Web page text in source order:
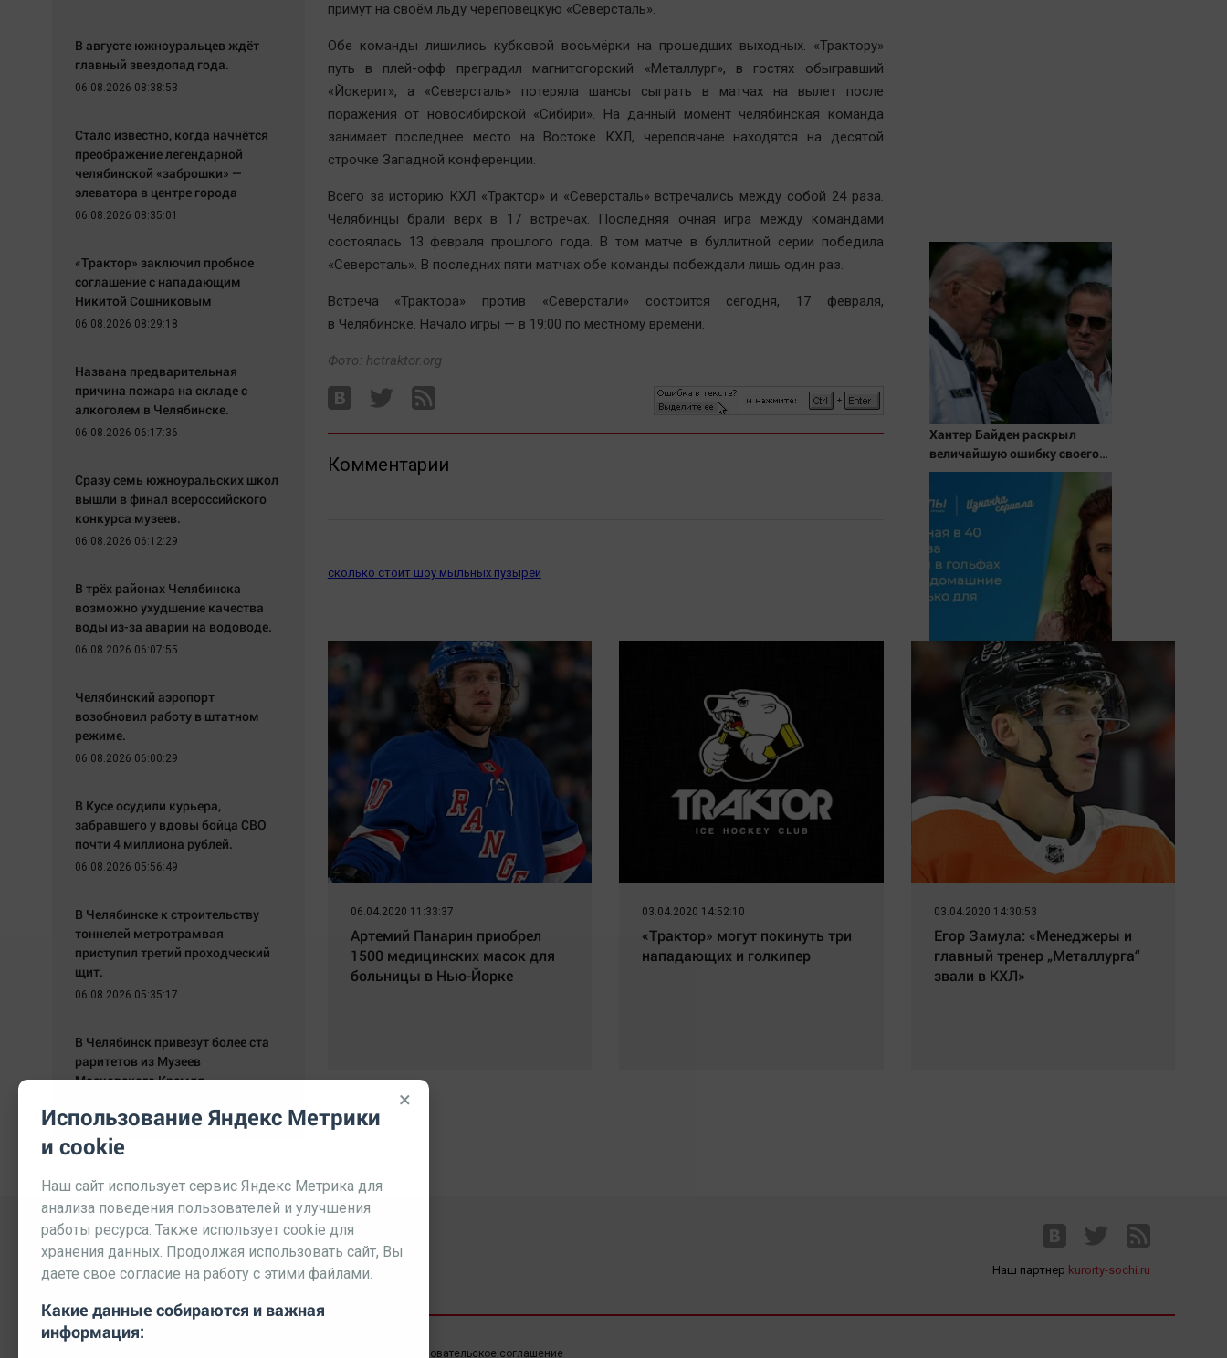
примут на своём льду череповецкую «Северсталь».
Обе команды лишились кубковой восьмёрки на прошедших выходных. «Трактору»
путь в плей-офф преградил магнитогорский «Металлург», в гостях обыгравший
«Йокерит», а «Северсталь» потеряла шансы сыграть в матчах на вылет после
поражения от новосибирской «Сибири». На данный момент челябинская команда
занимает последнее место на Востоке КХЛ, череповчане находятся на десятой
строчке Западной конференции.
Всего за историю КХЛ «Трактор» и «Северсталь» встречались между собой 24 раза.
Челябинцы брали верх в 17 встречах. Последняя очная игра между командами
состоялась 13 февраля прошлого года. В том матче в буллитной серии победила
«Северсталь». В последних пяти матчах обе команды побеждали лишь один раз.
Встреча «Трактора» против «Северстали» состоится сегодня, 17 февраля,
в Челябинске. Начало игры — в 19:00 по местному времени.
Фото: hctraktor.org
Комментарии
сколько стоит шоу мыльных пузырей
Хантер Байден раскрыл
величайшую ошибку своего
отца: бездействие против
Беременная в 40 Мирослава
Карпович в гольфах показала
домашние фото: только для
06.04.2020 11:33:37
Артемий Панарин приобрел
1500 медицинских масок для
больницы в Нью-Йорке
03.04.2020 14:52:10
«Трактор» могут покинуть три
нападающих и голкипер
03.04.2020 14:30:53
Егор Замула: «Менеджеры и
главный тренер „Металлурга“
звали в КХЛ»
В августе южноуральцев ждёт
главный звездопад года.
06.08.2026 08:38:53
Стало известно, когда начнётся
преображение легендарной
челябинской «заброшки» —
элеватора в центре города
06.08.2026 08:35:01
«Трактор» заключил пробное
соглашение с нападающим
Никитой Сошниковым
06.08.2026 08:29:18
Названа предварительная
причина пожара на складе с
алкоголем в Челябинске.
06.08.2026 06:17:36
Сразу семь южноуральских школ
вышли в финал всероссийского
конкурса музеев.
06.08.2026 06:12:29
В трёх районах Челябинска
возможно ухудшение качества
воды из-за аварии на водоводе.
06.08.2026 06:07:55
Челябинский аэропорт
возобновил работу в штатном
режиме.
06.08.2026 06:00:29
В Кусе осудили курьера,
забравшего у вдовы бойца СВО
почти 4 миллиона рублей.
06.08.2026 05:56:49
В Челябинске к строительству
тоннелей метротрамвая
приступил третий проходческий
щит.
06.08.2026 05:35:17
В Челябинск привезут более ста
раритетов из Музеев
Московского Кремля.
Наш партнер kurorty-sochi.ru
Пользовательское соглашение
×
Использование Яндекс Метрики
и cookie
Наш сайт использует сервис Яндекс Метрика для
анализа поведения пользователей и улучшения
работы ресурса. Также использует cookie для
хранения данных. Продолжая использовать сайт, Вы
даете свое согласие на работу с этими файлами.
Какие данные собираются и важная
информация: